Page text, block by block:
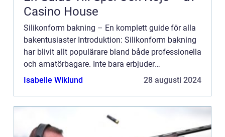
Casino House
Silikonform bakning – En komplett guide för alla
bakentusiaster Introduktion: Silikonform bakning
har blivit allt populärare bland både professionella
och amatörbagare. Inte bara erbjuder
silikonformar enkel användning och rengöring, de
Isabelle Wiklund 28 augusti 2024